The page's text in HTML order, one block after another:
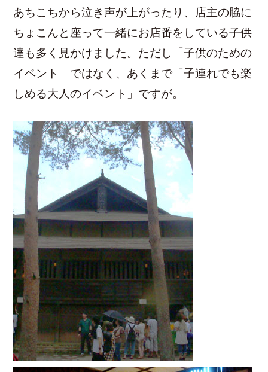
あちこちから泣き声が上がったり、店主の脇に
ちょこんと座って一緒にお店番をしている子供
達も多く見かけました。ただし「子供のための
イベント」ではなく、あくまで「子連れでも楽
しめる大人のイベント」ですが。